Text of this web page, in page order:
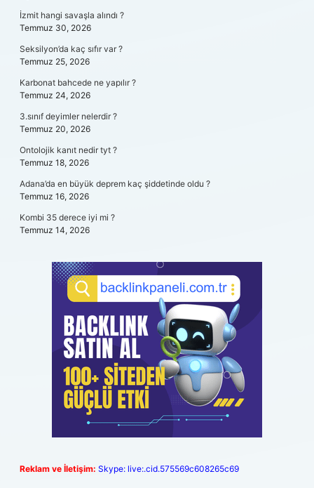
İzmit hangi savaşla alındı ?
Temmuz 30, 2026
Seksilyon’da kaç sıfır var ?
Temmuz 25, 2026
Karbonat bahcede ne yapılır ?
Temmuz 24, 2026
3.sınıf deyimler nelerdir ?
Temmuz 20, 2026
Ontolojik kanıt nedir tyt ?
Temmuz 18, 2026
Adana’da en büyük deprem kaç şiddetinde oldu ?
Temmuz 16, 2026
Kombi 35 derece iyi mi ?
Temmuz 14, 2026
Reklam ve İletişim: Skype: live:.cid.575569c608265c69